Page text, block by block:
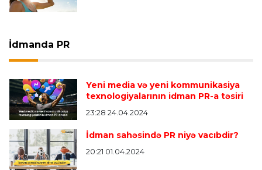
İdmanda PR
Yeni media və yeni kommunikasiya
texnologiyalarının idman PR-a təsiri
23:28 24.04.2024
İdman sahəsində PR niyə vacıbdir?
20:21 01.04.2024